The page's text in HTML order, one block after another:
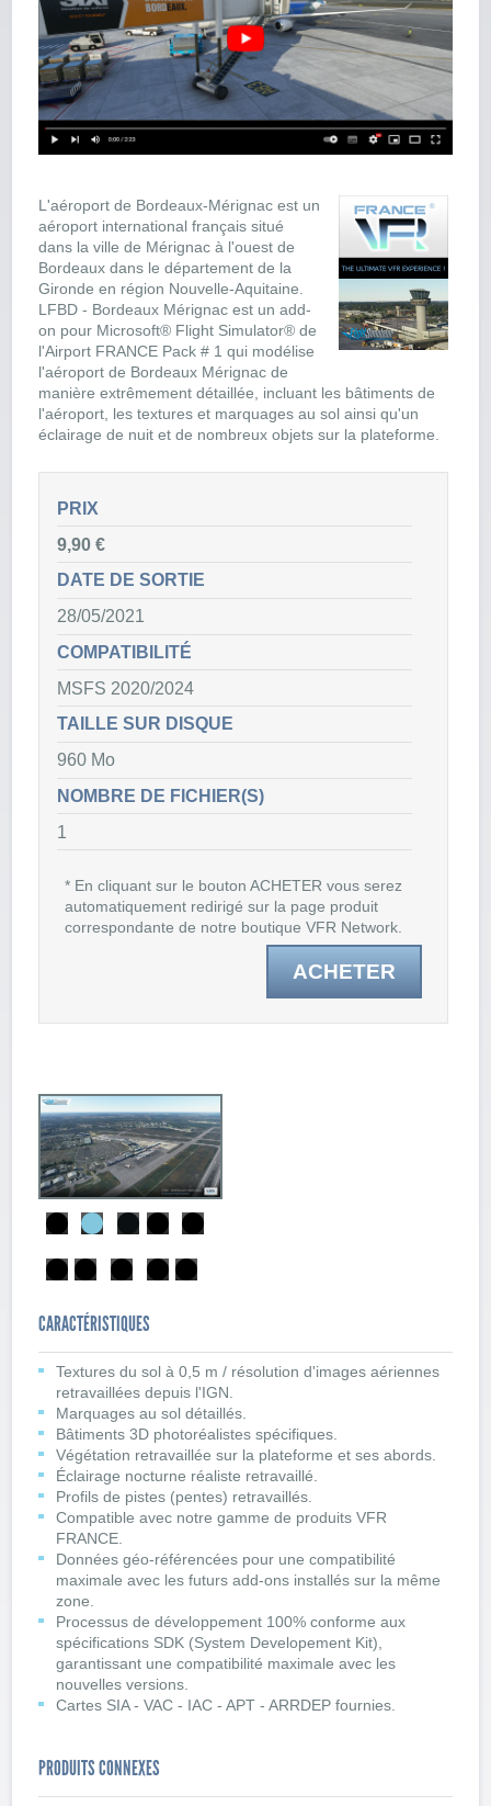
L'aéroport de Bordeaux-Mérignac est un
aéroport international français situé
dans la ville de Mérignac à l'ouest de
Bordeaux dans le département de la
Gironde en région Nouvelle-Aquitaine.
LFBD - Bordeaux Mérignac est un add-
on pour Microsoft® Flight Simulator® de
l'Airport FRANCE Pack # 1 qui modélise
l'aéroport de Bordeaux Mérignac de
manière extrêmement détaillée, incluant les bâtiments de
l'aéroport, les textures et marquages au sol ainsi qu'un
éclairage de nuit et de nombreux objets sur la plateforme.
PRIX
9,90 €
DATE DE SORTIE
28/05/2021
COMPATIBILITÉ
MSFS 2020/2024
TAILLE SUR DISQUE
960 Mo
NOMBRE DE FICHIER(S)
1
ACHETER
* En cliquant sur le bouton ACHETER vous serez
automatiquement redirigé sur la page produit
correspondante de notre boutique VFR Network.
CARACTÉRISTIQUES
Textures du sol à 0,5 m / résolution d'images aériennes
retravaillées depuis l'IGN.
Marquages au sol détaillés.
Bâtiments 3D photoréalistes spécifiques.
Végétation retravaillée sur la plateforme et ses abords.
Éclairage nocturne réaliste retravaillé.
Profils de pistes (pentes) retravaillés.
Compatible avec notre gamme de produits VFR
FRANCE.
Données géo-référencées pour une compatibilité
maximale avec les futurs add-ons installés sur la même
zone.
Processus de développement 100% conforme aux
spécifications SDK (System Developement Kit),
garantissant une compatibilité maximale avec les
nouvelles versions.
Cartes SIA - VAC - IAC - APT - ARRDEP fournies.
PRODUITS CONNEXES